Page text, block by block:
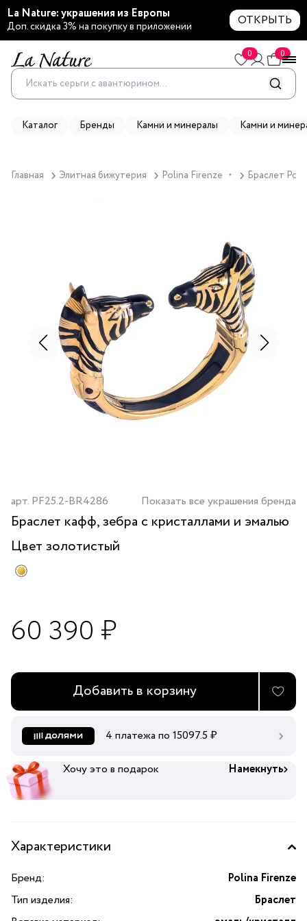
La Nature: украшения из Европы
Доп. скидка 3% на покупку в приложении ОТКРЫТЬ
0 0
Каталог Бренды Камни и минералы Камни и
Главная Элитная бижутерия Polina Firenze ▼ Браслет
арт. PF25.2-BR4286 Показать все украшения бренда
Браслет кафф, зебра с кристаллами и эмалью
Цвет золотистый
60 390 ₽
Добавить в корзину
4 платежа по 15097.5 ₽
Хочу это в подарок Намекнуть
Характеристики
Бренд:
Polina Firenze
Тип изделия:
Браслет